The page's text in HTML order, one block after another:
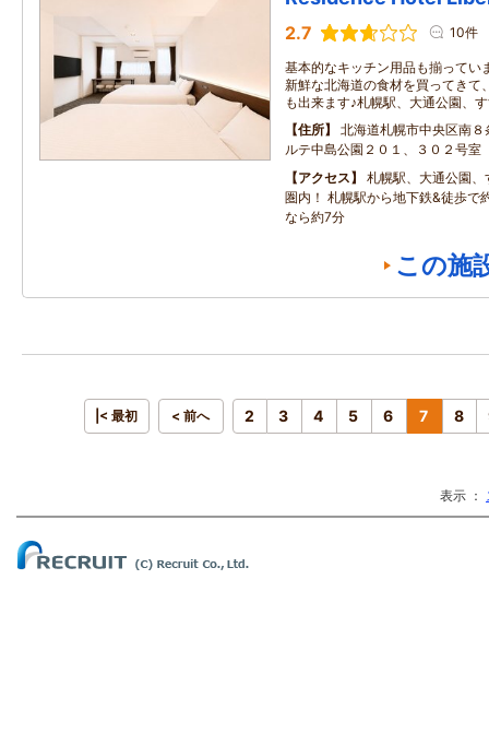
2.7 10件
基本的なキッチン用品も揃ってい
新鮮な北海道の食材を買ってきて
も出来ます♪札幌駅、大通公園、
住所
北海道札幌市中央区南
ルテ中島公園２０１、３０２号室
アクセス
札幌駅、大通公園
圏内！ 札幌駅から地下鉄&徒歩で
なら約7分
この施
|< 最初 < 前へ 2 3 4 5 6 7 8
表示 ：